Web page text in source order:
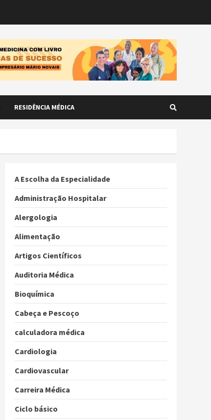
RESIDÊNCIA MÉDICA
A Escolha da Especialidade
Administração Hospitalar
Alergologia
Alimentação
Artigos Científicos
Auditoria Médica
Bioquímica
Cabeça e Pescoço
calculadora médica
Cardiologia
Cardiovascular
Carreira Médica
Ciclo básico